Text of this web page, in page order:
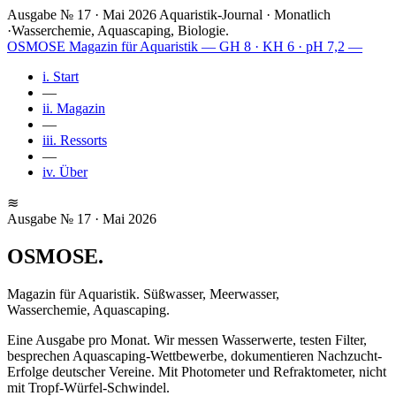
Ausgabe № 17 · Mai 2026 Aquaristik-Journal · Monatlich
·Wasserchemie, Aquascaping, Biologie.
OSMOSE Magazin für Aquaristik — GH 8 · KH 6 · pH 7,2 —
i. Start
—
ii. Magazin
—
iii. Ressorts
—
iv. Über
≋
Ausgabe № 17 · Mai 2026
OSMOSE.
Magazin für Aquaristik. Süßwasser, Meerwasser,
Wasserchemie, Aquascaping.
Eine Ausgabe pro Monat. Wir messen Wasserwerte, testen Filter,
besprechen Aquascaping-Wettbewerbe, dokumentieren Nachzucht-
Erfolge deutscher Vereine. Mit Photometer und Refraktometer, nicht
mit Tropf-Würfel-Schwindel.